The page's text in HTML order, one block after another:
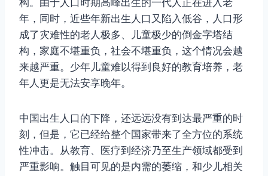
构。由于人口时期高峰出生的一代人正在进入老
年，同时，近些年新出生人口又陷入低谷，人口形
成了灾难性的老人极多、儿童极少的倒金字塔结
构，家庭不堪重负，社会不堪重负，这个情况会越
来越严重。少年儿童难以得到良好的教育培养，老
年人更是无法安享晚年。
中国出生人口的下降，还远远没有到达最严重的时
刻，但是，它已经给整个国家带来了全方位的系统
性冲击。从教育、医疗到经济乃至生产领域都受到
严重影响。触目可见的是内需的萎缩，和少儿相关